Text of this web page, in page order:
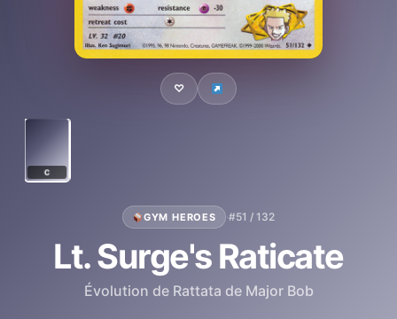
♡
C
GYM HEROES ·#51 / 132
Lt. Surge's Raticate
Évolution de Rattata de Major Bob